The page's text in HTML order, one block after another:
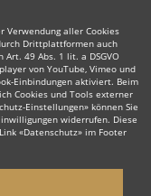
Verwendung aller Cookies
Drittplattformen auch
49 Abs. 1 lit. a DSGVO
von YouTube, Vimeo und
Einbindungen aktiviert. Beim
Cookies und Tools externer
Einstellungen» können Sie
widerrufen. Diese
«Datenschutz» im Footer